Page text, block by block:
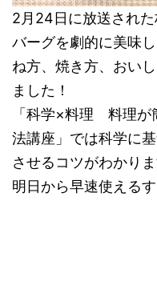
2月24日に放送され
バーグを劇的に美味
ね方、焼き方、おい
ました！
「科学×料理 料理が
法講座」では科学に
させるコツがわかり
明日から早速使える